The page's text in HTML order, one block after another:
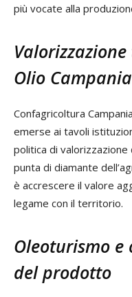
più vocate alla
Olio Campania
Confagricoltura
emerse ai tavoli
politica di valorizzazione
punta di diamante
è accrescere il valore
legame con il territorio.
Oleoturismo e
del prodotto